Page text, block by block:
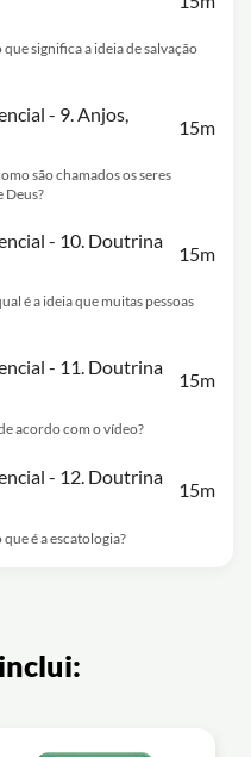
significa a ideia de salvação
- 9. Anjos,
15m
são chamados os seres
Deus?
- 10. Doutrina
15m
é a ideia que muitas pessoas
- 11. Doutrina
15m
acordo com o vídeo?
- 12. Doutrina
15m
é a escatologia?